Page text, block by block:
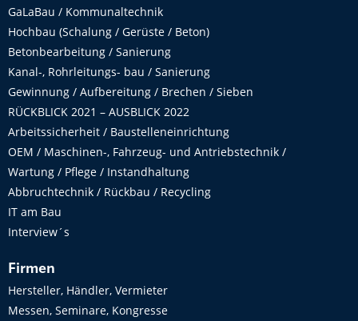
GaLaBau / Kommunaltechnik
Hochbau (Schalung / Gerüste / Beton)
Betonbearbeitung / Sanierung
Kanal-, Rohrleitungs- bau / Sanierung
Gewinnung / Aufbereitung / Brechen / Sieben
RÜCKBLICK 2021 – AUSBLICK 2022
Arbeitssicherheit / Baustelleneinrichtung
OEM / Maschinen-, Fahrzeug- und Antriebstechnik /
Wartung / Pflege / Instandhaltung
Abbruchtechnik / Rückbau / Recycling
IT am Bau
Interview´s
Firmen
Hersteller, Händler, Vermieter
Messen, Seminare, Kongresse